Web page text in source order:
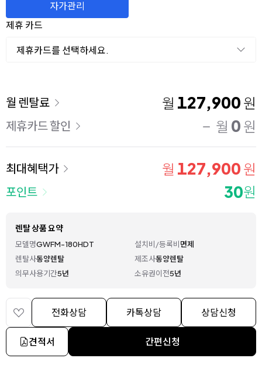
자가관리
제휴 카드
제휴카드를 선택하세요.
이용 요금
월 렌탈료 월 127,900 원
제휴카드 할인 월 0 원
최대혜택가 월 127,900 원
포인트 30원
렌탈 상품 요약
모델명GWFM-180HDT 설치비/등록비면제
렌탈사동양렌탈 제조사동양렌탈
의무사용기간5년 소유권이전5년
전화상담 카톡상담 상담신청
견적서 간편신청